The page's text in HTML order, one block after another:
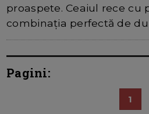
proaspete. Ceaiul rece cu
combinația perfectă de
Pagini:
1